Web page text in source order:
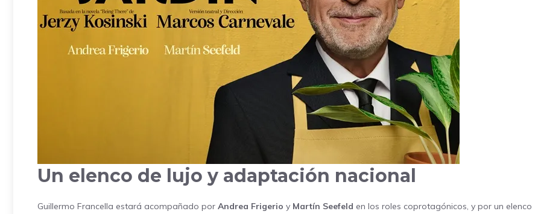
Un elenco de lujo y adaptación nacional
Guillermo Francella estará acompañado por Andrea Frigerio y Martín Seefeld en los roles coprotagónicos, y por un elenco